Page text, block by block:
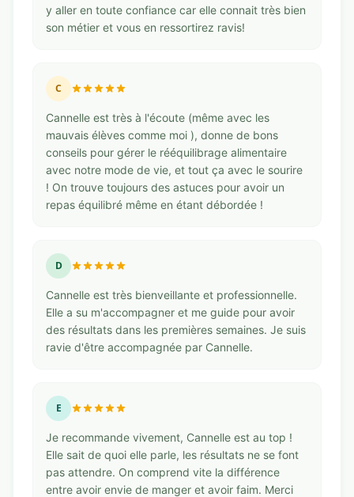
y aller en toute confiance car elle connait très bien
son métier et vous en ressortirez ravis!
C
Cannelle est très à l'écoute (même avec les
mauvais élèves comme moi ), donne de bons
conseils pour gérer le rééquilibrage alimentaire
avec notre mode de vie, et tout ça avec le sourire
! On trouve toujours des astuces pour avoir un
repas équilibré même en étant débordée !
D
Cannelle est très bienveillante et professionnelle.
Elle a su m'accompagner et me guide pour avoir
des résultats dans les premières semaines. Je suis
ravie d'être accompagnée par Cannelle.
E
Je recommande vivement, Cannelle est au top !
Elle sait de quoi elle parle, les résultats ne se font
pas attendre. On comprend vite la différence
entre avoir envie de manger et avoir faim. Merci